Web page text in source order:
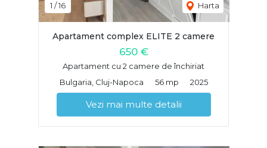
1 /16 Harta
Apartament complex ELITE 2 camere
650 €
Apartament cu 2 camere de închiriat
Bulgaria, Cluj-Napoca
56 mp 2025
Vezi mai multe detalii